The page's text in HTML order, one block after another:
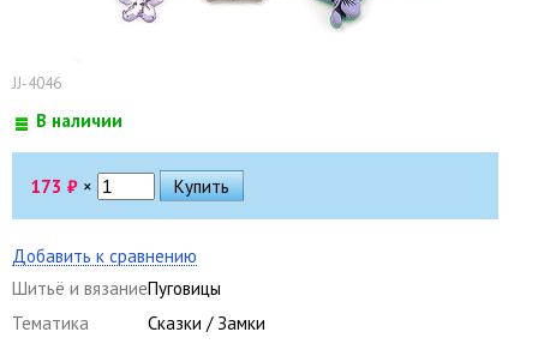
JJ-4046
В наличии
173 ₽ ×
Добавить к сравнению
Шитьё и вязаниеПуговицы
Тематика
Сказки / Замки